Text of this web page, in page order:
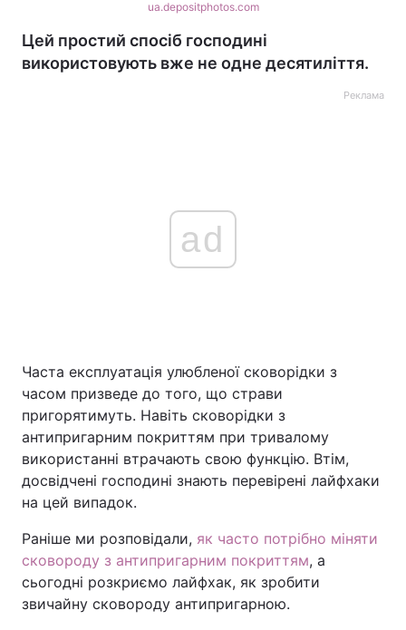
ua.depositphotos.com
Цей простий спосіб господині
використовують вже не одне десятиліття.
Реклама
ad
Часта експлуатація улюбленої сковорідки з
часом призведе до того, що страви
пригорятимуть. Навіть сковорідки з
антипригарним покриттям при тривалому
використанні втрачають свою функцію. Втім,
досвідчені господині знають перевірені лайфхаки
на цей випадок.
Раніше ми розповідали, як часто потрібно міняти
сковороду з антипригарним покриттям, а
сьогодні розкриємо лайфхак, як зробити
звичайну сковороду антипригарною.